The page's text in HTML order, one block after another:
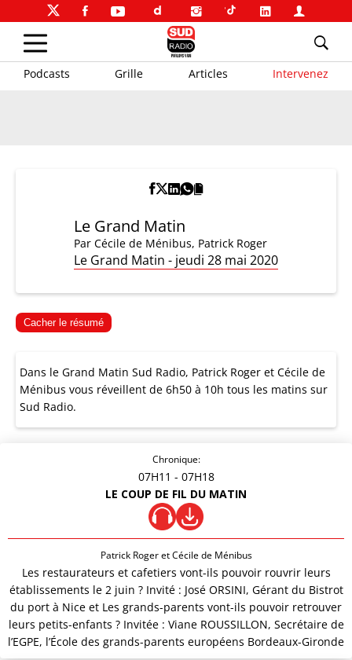
Podcasts Grille Articles Intervenez
Le Grand Matin
Par Cécile de Ménibus, Patrick Roger
Le Grand Matin - jeudi 28 mai 2020
Cacher le résumé
Dans le Grand Matin Sud Radio, Patrick Roger et Cécile de
Ménibus vous réveillent de 6h50 à 10h tous les matins sur
Sud Radio.
Chronique:
07H11 - 07H18
LE COUP DE FIL DU MATIN
Patrick Roger et Cécile de Ménibus
Les restaurateurs et cafetiers vont-ils pouvoir rouvrir leurs
établissements le 2 juin ? Invité : José ORSINI, Gérant du Bistrot
du port à Nice et Les grands-parents vont-ils pouvoir retrouver
leurs petits-enfants ? Invitée : Viane ROUSSILLON, Secrétaire de
l’EGPE, l’École des grands-parents européens Bordeaux-Gironde